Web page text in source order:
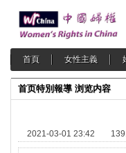
首頁 女性主義
首页特別報導 浏览内容
2021-03-01 23:42